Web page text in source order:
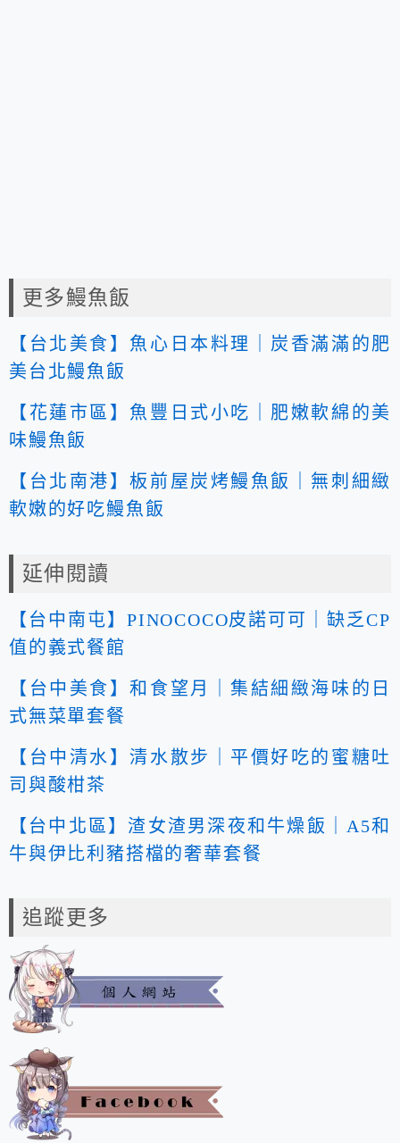
更多鰻魚飯
【台北美食】魚心日本料理｜炭香滿滿的肥
美台北鰻魚飯
【花蓮市區】魚豐日式小吃｜肥嫩軟綿的美
味鰻魚飯
【台北南港】板前屋炭烤鰻魚飯｜無刺細緻
軟嫩的好吃鰻魚飯
延伸閱讀
【台中南屯】PINOCOCO皮諾可可｜缺乏CP
值的義式餐館
【台中美食】和食望月｜集結細緻海味的日
式無菜單套餐
【台中清水】清水散步｜平價好吃的蜜糖吐
司與酸柑茶
【台中北區】渣女渣男深夜和牛燥飯｜A5和
牛與伊比利豬搭檔的奢華套餐
追蹤更多